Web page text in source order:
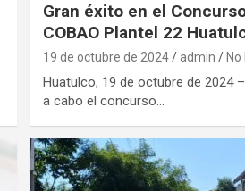
Gran éxito en el
COBAO Plantel 22
19 de octubre de 2024 admin
Huatulco, 19 de octubre de 2024
a cabo el concurso…